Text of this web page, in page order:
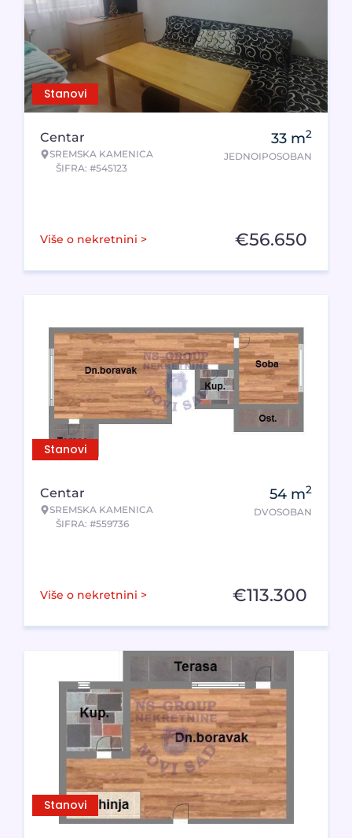
Stanovi
Centar
SREMSKA KAMENICA
ŠIFRA: #545123
33 m2
JEDNOIPOSOBAN
Više o nekretnini > €56.650
Stanovi
Centar
SREMSKA KAMENICA
ŠIFRA: #559736
54 m2
DVOSOBAN
Više o nekretnini > €113.300
Stanovi